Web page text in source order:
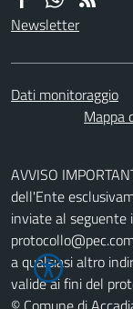
Newsletter
Dati monitoraggio
Mappa
AVVISO
dell'Ente
inviate al seguente
a qualsiasi altro
valide ai fini del